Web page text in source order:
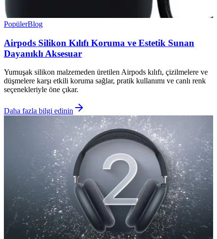
PopülerBlog
Airpods Silikon Kılıfı Koruma ve Estetik Sunan
Dayanıklı Aksesuar
Yumuşak silikon malzemeden üretilen Airpods kılıfı, çizilmelere ve
düşmelere karşı etkili koruma sağlar, pratik kullanımı ve canlı renk
seçenekleriyle öne çıkar.
Daha fazla bilgi edinin